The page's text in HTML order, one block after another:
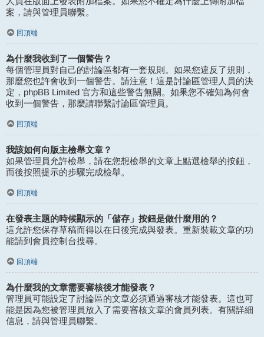
案，請與管理員聯繫。
回頂端
為什麼我收到了一個警告？
每個管理員對自己的討論區都有一套規則。如果您違反了規則，
那麼您也許會收到一個警告。請注意！這是討論區管理人員的決
定，phpBB Limited 官方和這些警告無關。如果您不確知為何會
收到一個警告，那麼請聯繫討論區管理員。
回頂端
我該如何向版主檢舉文章？
如果管理員允許檢舉，請在您想檢舉的文章上點選檢舉的按鈕，
而後按照提示的步驟完成檢舉。
回頂端
在發表主題的時候顯示的「儲存」按鈕是做什麼用的？
這允許您保存草稿而得以在日後完成與發表。重新裝載文章的功
能請到會員控制台搜尋。
回頂端
為什麼我的文章需要審核後才能發表？
管理員可能設定了討論區的文章必須通過審核才能發表。這也可
能是因為您被管理員放入了需要審核文章的會員列表。有關詳細
信息，請與管理員聯繫。